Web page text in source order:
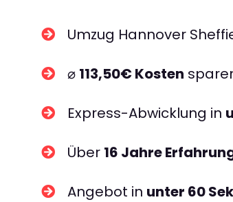
Umzug Hannover
⌀ 113,50€ Kosten
Express-Abwicklung in
Über 16 Jahre
Angebot in unter 60